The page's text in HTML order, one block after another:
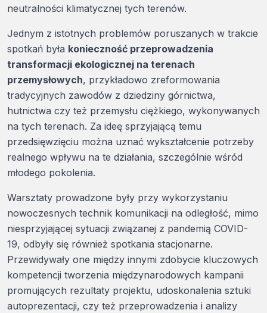
neutralności klimatycznej tych terenów.
Jednym z istotnych problemów poruszanych w trakcie
spotkań była konieczność przeprowadzenia
transformacji ekologicznej na terenach
przemysłowych, przykładowo zreformowania
tradycyjnych zawodów z dziedziny górnictwa,
hutnictwa czy też przemysłu ciężkiego, wykonywanych
na tych terenach. Za ideę sprzyjającą temu
przedsięwzięciu można uznać wykształcenie potrzeby
realnego wpływu na te działania, szczególnie wśród
młodego pokolenia.
Warsztaty prowadzone były przy wykorzystaniu
nowoczesnych technik komunikacji na odległość, mimo
niesprzyjającej sytuacji związanej z pandemią COVID-
19, odbyły się również spotkania stacjonarne.
Przewidywały one między innymi zdobycie kluczowych
kompetencji tworzenia międzynarodowych kampanii
promujących rezultaty projektu, udoskonalenia sztuki
autoprezentacji, czy też przeprowadzenia i analizy